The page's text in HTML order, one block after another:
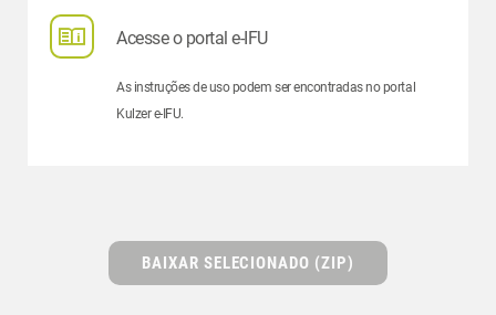
Acesse o portal e-IFU
As instruções de uso podem ser encontradas no portal
Kulzer e-IFU.
BAIXAR SELECIONADO (ZIP)